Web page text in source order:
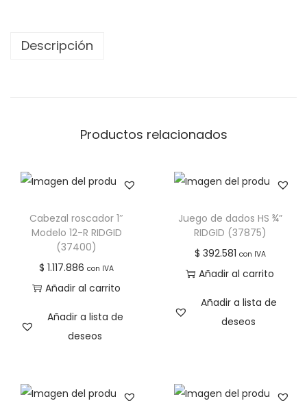
Descripción
Productos relacionados
Cabezal roscador 1″
Modelo 12-R RIDGID
(37400)
$ 1.117.886 con IVA
Añadir al carrito
Añadir a lista de
deseos
Juego de dados HS ¾”
RIDGID (37875)
$ 392.581 con IVA
Añadir al carrito
Añadir a lista de
deseos